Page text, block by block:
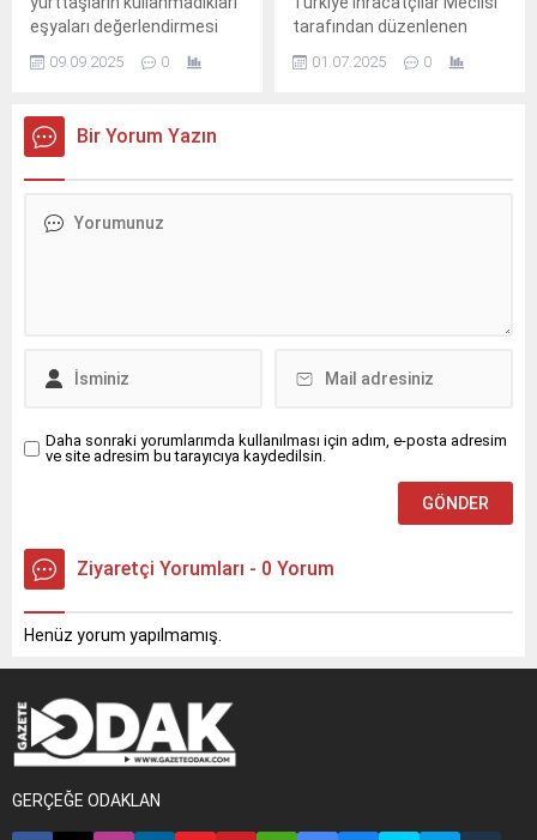
eşyaları değerlendirmesi
düzenliyor.
09.09.2025 0
tarafından düzenlenen
Töreni”nde Egeli ihracatçılar
01.07.2025 0
Bir Yorum Yazın
Daha sonraki yorumlarımda kullanılması için adım, e-posta adresim
ve site adresim bu tarayıcıya kaydedilsin.
Ziyaretçi Yorumları - 0 Yorum
Henüz yorum yapılmamış.
GERÇEĞE ODAKLAN